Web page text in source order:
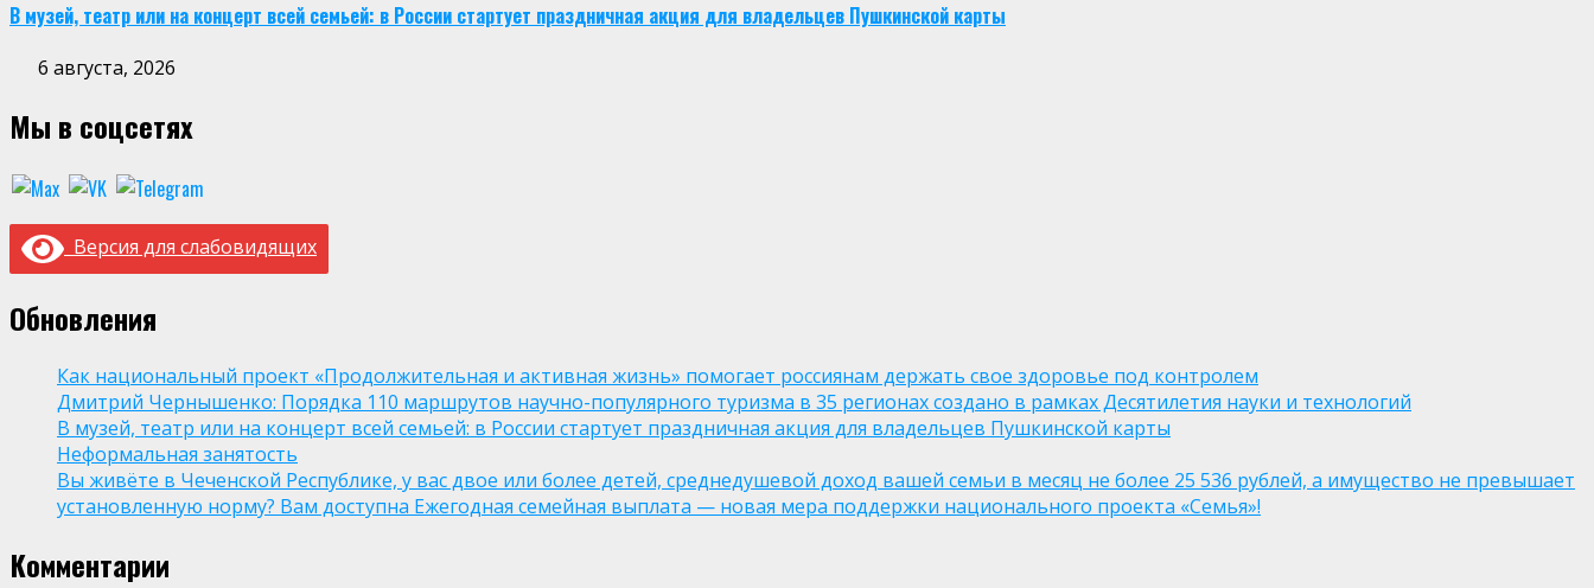
В музей, театр или на концерт всей семьей: в России стартует праздничная акция для владельцев Пушкинской карты
6 августа, 2026
Мы в соцсетях
Версия для слабовидящих
Обновления
Как национальный проект «Продолжительная и активная жизнь» помогает россиянам держать свое здоровье под контролем
Дмитрий Чернышенко: Порядка 110 маршрутов научно-популярного туризма в 35 регионах создано в рамках Десятилетия науки и технологий
В музей, театр или на концерт всей семьей: в России стартует праздничная акция для владельцев Пушкинской карты
Неформальная занятость
Вы живёте в Чеченской Республике, у вас двое или более детей, среднедушевой доход вашей семьи в месяц не более 25 536 рублей, а имущество не превышает
установленную норму? Вам доступна Ежегодная семейная выплата — новая мера поддержки национального проекта «Семья»!
Комментарии